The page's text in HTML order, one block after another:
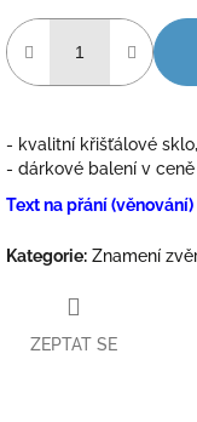
- kvalitní křišťálové
- dárkové balení v ceně
Text na přání
Kategorie: Znamení
ZEPTAT SE